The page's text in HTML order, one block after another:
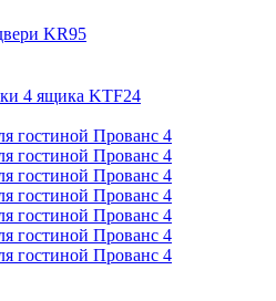
KR95
4 ящика KTF24